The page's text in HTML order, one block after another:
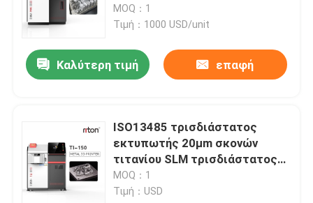
χαρακτηρίζει τη μηχανή
MOQ：1
Τιμή：1000 USD/unit
Καλύτερη τιμή επαφή
ISO13485 τρισδιάστατος
εκτυπωτής 20μm σκονών
τιτανίου SLM τρισδιάστατος
εκτυπωτής χάλυβα υψηλής
ταχύτητας και ακρίβειας
MOQ：1
Τιμή：USD